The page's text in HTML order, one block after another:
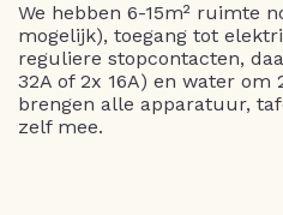
We hebben 6-15m² ruimte
mogelijk), toegang tot
reguliere stopcontacten,
32A of 2x 16A) en water
brengen alle apparatuur,
zelf mee.